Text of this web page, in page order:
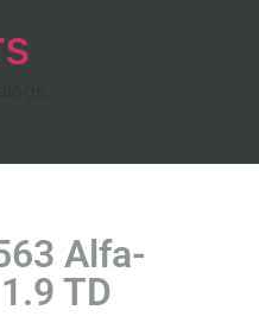
Alfa-
TD